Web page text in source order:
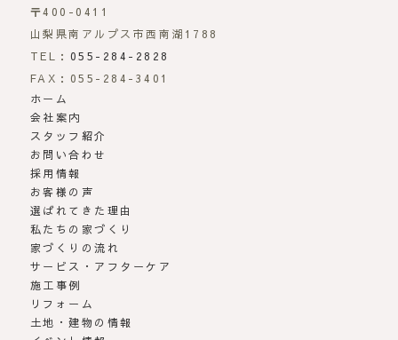
〒400-0411
山梨県南アルプス市西南湖1788
TEL： 055-284-2828
FAX：055-284-3401
ホーム
会社案内
スタッフ紹介
お問い合わせ
採用情報
お客様の声
選ばれてきた理由
私たちの家づくり
家づくりの流れ
サービス・アフターケア
施工事例
リフォーム
土地・建物の情報